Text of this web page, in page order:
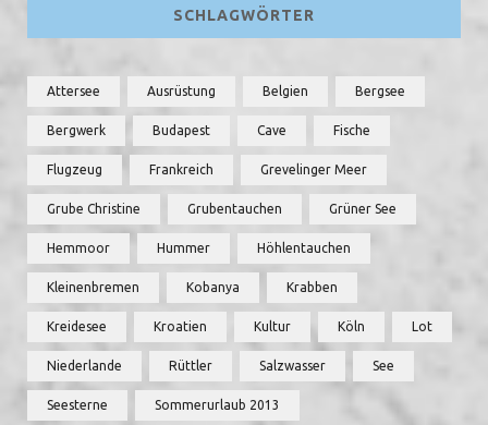
SCHLAGWÖRTER
Attersee Ausrüstung Belgien Bergsee
Bergwerk Budapest Cave Fische
Flugzeug Frankreich Grevelinger Meer
Grube Christine Grubentauchen Grüner See
Hemmoor Hummer Höhlentauchen
Kleinenbremen Kobanya Krabben
Kreidesee Kroatien Kultur Köln Lot
Niederlande Rüttler Salzwasser See
Seesterne Sommerurlaub 2013